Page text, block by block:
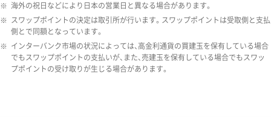
※ 海外の祝日などにより日本の営業日と異なる場合があります。
※ スワップポイントの決定は取引所が行います。スワップポイントは受取側と支払
側とで同額となっています。
※ インターバンク市場の状況によっては、高金利通貨の買建玉を保有している場合
でもスワップポイントの支払いが、また、売建玉を保有している場合でもスワッ
プポイントの受け取りが生じる場合があります。